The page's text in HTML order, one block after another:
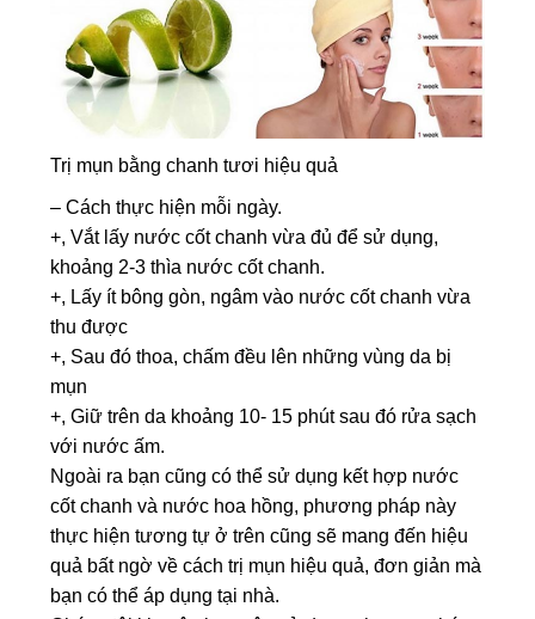
Trị mụn bằng chanh tươi hiệu quả
– Cách thực hiện mỗi ngày.
+, Vắt lấy nước cốt chanh vừa đủ để sử dụng,
khoảng 2-3 thìa nước cốt chanh.
+, Lấy ít bông gòn, ngâm vào nước cốt chanh vừa
thu được
+, Sau đó thoa, chấm đều lên những vùng da bị
mụn
+, Giữ trên da khoảng 10- 15 phút sau đó rửa sạch
với nước ấm.
Ngoài ra bạn cũng có thể sử dụng kết hợp nước
cốt chanh và nước hoa hồng, phương pháp này
thực hiện tương tự ở trên cũng sẽ mang đến hiệu
quả bất ngờ về cách trị mụn hiệu quả, đơn giản mà
bạn có thể áp dụng tại nhà.